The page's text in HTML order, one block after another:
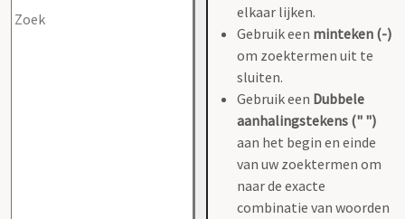
elkaar lijken.
Gebruik een minteken (-)
om zoektermen uit te
sluiten.
Gebruik een Dubbele
aanhalingstekens (" ")
aan het begin en einde
van uw zoektermen om
naar de exacte
combinatie van woorden